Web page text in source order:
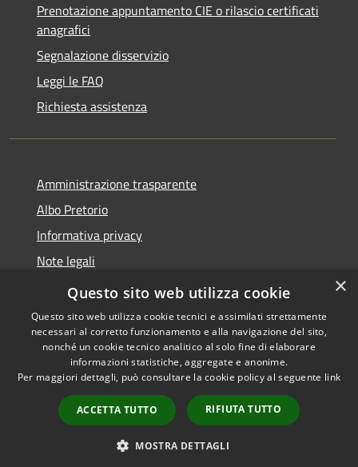
Prenotazione appuntamento CIE o rilascio certificati
anagrafici
Segnalazione disservizio
Leggi le FAQ
Richiesta assistenza
Amministrazione trasparente
Albo Pretorio
Informativa privacy
Note legali
Dichiarazione di accessibilità
Accessibilità
Copyright © 2026 • Comune di
Breda di Piave • Powered by
Municipium•
Accesso
redazione
×
Questo sito web utilizza cookie
Questo sito web utilizza cookie tecnici e assimilati strettamente
necessari al corretto funzionamento e alla navigazione del sito,
nonché un cookie tecnico analitico al solo fine di elaborare
informazioni statistiche, aggregate e anonime.
Per maggiori dettagli, può consultare la cookie policy al seguente link
ACCETTA TUTTO RIFIUTA TUTTO
MOSTRA DETTAGLI